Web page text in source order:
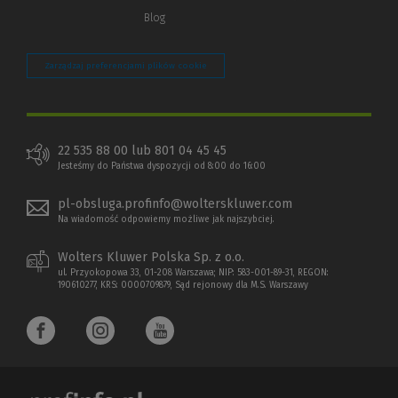
Blog
Zarządzaj preferencjami plików cookie
22 535 88 00 lub 801 04 45 45
Jesteśmy do Państwa dyspozycji od 8:00 do 16:00
pl-obsluga.profinfo@wolterskluwer.com
Na wiadomość odpowiemy możliwe jak najszybciej.
Wolters Kluwer Polska Sp. z o.o.
ul. Przyokopowa 33, 01-208 Warszawa; NIP: 583-001-89-31, REGON:
190610277, KRS: 0000709879, Sąd rejonowy dla M.S. Warszawy